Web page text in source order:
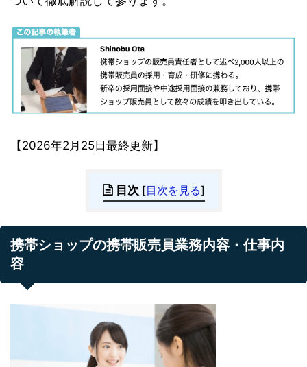
【2026年2月25日最終更新】
目次 [目次を見る]
携帯ショップの携帯販売員業務内容・仕事内
容